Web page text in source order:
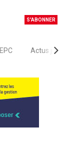
S'ABONNER
Actus